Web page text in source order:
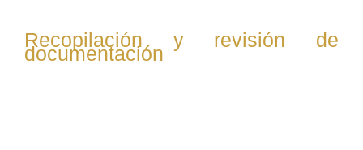
Recopilación y revisión de
documentación